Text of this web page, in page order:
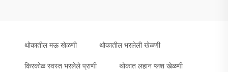
थोकातील मऊ खेळणी थोकातील भरलेली खेळणी
किरकोळ स्वस्त भरलेले प्राणी थोकात लहान प्लश खेळणी